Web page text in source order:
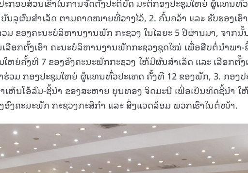
ະກອບສ່ວນເຂົ້າໃນການຈັດຕັ້ງປະຕິບັດ ມະຕິກອງປະຊຸມໃຫຍ່ ຜູ້ແທນທົ່ວ
ນລຸຜົນສໍາເລັດ ຕາມຄາດໝາຍທີ່ວາງໄວ້, 2. ຄົ້ນຄວ້າ ແລະ ຮັບຮອງເອົາ
ຂອງຄະນະບໍລິຫານງານພັກ ກະຊວງ ໃນໄລຍະ 5 ປີຜ່ານມາ, ຈາກນັ້
ເລືອກຕັ້ງເອົາ ຄະນະບໍລິຫານງານພັກກະຊວງຊຸດໃໝ່ ເພື່ອສືບຕໍ່ນໍາພາ-
ຫຍ່ຄັ້ງທີ 7 ຂອງອົງຄະນະພັກກະຊວງ ໃຫ້ມີຜົນສໍາເລັດ ແລະ ເລືອກຕັ້ງ
ຮ່ວມ ກອງປະຊຸມໃຫຍ່ ຜູ້ແທນທົ່ວປະເທດ ຄັ້ງທີ 12 ຂອງພັກ, 3. ກອງປ
ເຫັນໂອ້ລົມ-ຊີ້ນໍາ ຂອງສະຫາຍ ບຸນທອງ ຈິດມະນີ ເພື່ອເປັນທິດຊີ້ນໍາ ໃ
ອົງຄະນະພັກ ກະຊວງກະສິກຳ ແລະ ສິ່ງແວດລ້ອມ ພວກເຮົາໃນຕໍ່ໜ້າ.